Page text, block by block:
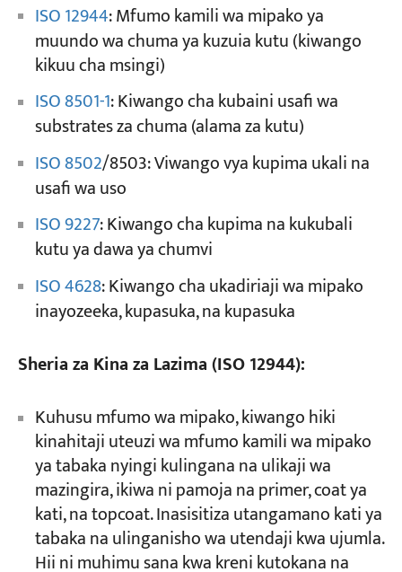
ISO 12944: Mfumo kamili wa mipako ya
muundo wa chuma ya kuzuia kutu (kiwango
kikuu cha msingi)
ISO 8501-1: Kiwango cha kubaini usafi wa
substrates za chuma (alama za kutu)
ISO 8502/8503: Viwango vya kupima ukali na
usafi wa uso
ISO 9227: Kiwango cha kupima na kukubali
kutu ya dawa ya chumvi
ISO 4628: Kiwango cha ukadiriaji wa mipako
inayozeeka, kupasuka, na kupasuka
Sheria za Kina za Lazima (ISO 12944):
Kuhusu mfumo wa mipako, kiwango hiki
kinahitaji uteuzi wa mfumo kamili wa mipako
ya tabaka nyingi kulingana na ulikaji wa
mazingira, ikiwa ni pamoja na primer, coat ya
kati, na topcoat. Inasisitiza utangamano kati ya
tabaka na ulinganisho wa utendaji kwa ujumla.
Hii ni muhimu sana kwa kreni kutokana na